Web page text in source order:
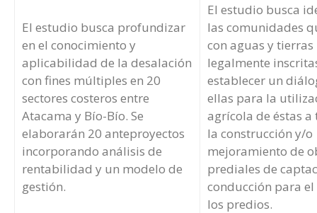
El estudio busca profundizar
en el conocimiento y
aplicabilidad de la desalación
con fines múltiples en 20
sectores costeros entre
Atacama y Bío-Bío. Se
elaborarán 20 anteproyectos
incorporando análisis de
rentabilidad y un modelo de
gestión.
El estudio busca
las comunidades
con aguas y tierras
legalmente
establecer un
ellas para la
agrícola de éstas a
la construcción y/o
mejoramiento de
prediales de
conducción para
los predios.